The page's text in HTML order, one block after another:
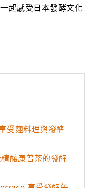
起感受日本發酵文化
受麴料理與發酵
釀康普茶的發酵